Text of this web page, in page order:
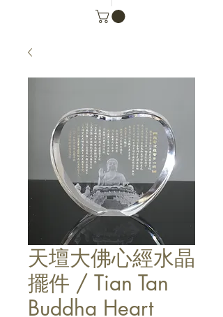
天壇大佛心經水晶
擺件 / Tian Tan
Buddha Heart